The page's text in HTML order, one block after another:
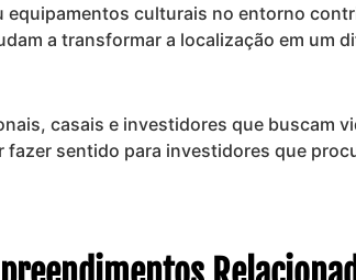
culturais no entorno
a transformar a localização em um
casais e investidores que buscam
sentido para investidores que